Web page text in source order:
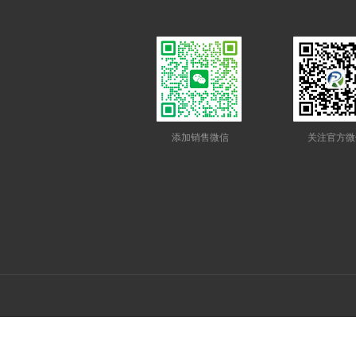
关注官方
添加销售微信